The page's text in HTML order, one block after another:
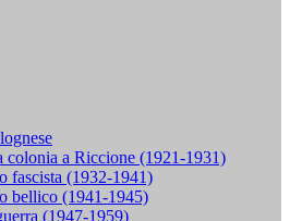
colonia a Riccione (1921-1931)
fascista (1932-1941)
bellico (1941-1945)
(1947-1959)